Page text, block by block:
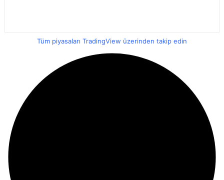
Tüm piyasaları TradingView üzerinden takip edin